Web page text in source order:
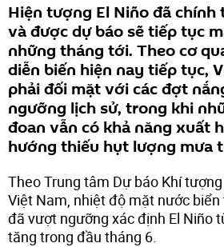
Hiện tượng El Niño đã
và được dự báo sẽ tiếp tục
những tháng tới. Theo cơ
diễn biến hiện nay tiếp tục,
phải đối mặt với các đợt
ngưỡng lịch sử, trong khi
đoan vẫn có khả năng xuất
hướng thiếu hụt lượng mưa
Theo Trung tâm Dự báo Khí
Việt Nam, nhiệt độ mặt nước
đã vượt ngưỡng xác định El Niño
tăng trong đầu tháng 6.